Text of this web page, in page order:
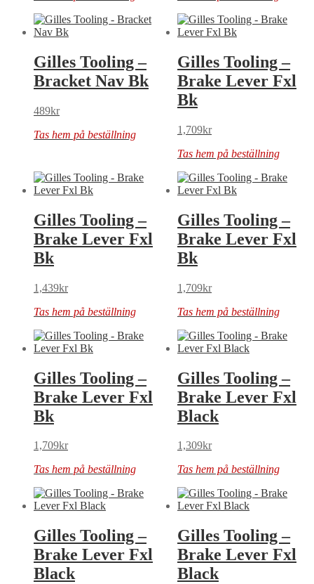
Gilles Tooling –
Bracket Nav Bk
489kr
Tas hem på beställning
Gilles Tooling –
Brake Lever Fxl
Bk
1,709kr
Tas hem på beställning
Gilles Tooling –
Brake Lever Fxl
Bk
1,439kr
Tas hem på beställning
Gilles Tooling –
Brake Lever Fxl
Bk
1,709kr
Tas hem på beställning
Gilles Tooling –
Brake Lever Fxl
Bk
1,709kr
Tas hem på beställning
Gilles Tooling –
Brake Lever Fxl
Black
1,309kr
Tas hem på beställning
Gilles Tooling –
Brake Lever Fxl
Black
Gilles Tooling –
Brake Lever Fxl
Black